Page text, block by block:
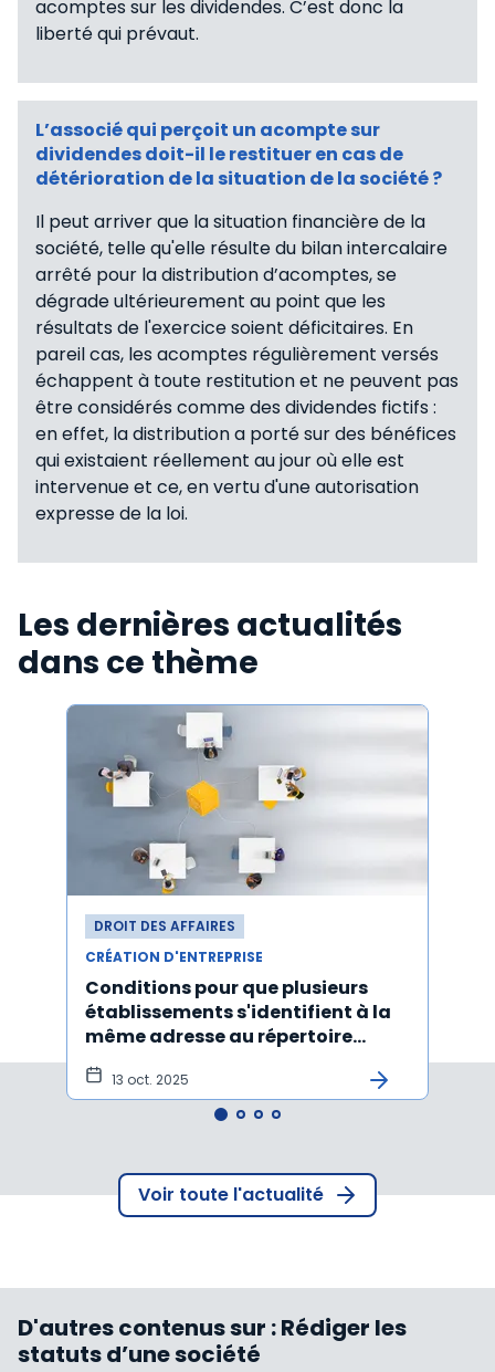
acomptes sur les dividendes. C’est donc la
liberté qui prévaut.
L’associé qui perçoit un acompte sur
dividendes doit-il le restituer en cas de
détérioration de la situation de la société ?
Il peut arriver que la situation financière de la
société, telle qu'elle résulte du bilan intercalaire
arrêté pour la distribution d’acomptes, se
dégrade ultérieurement au point que les
résultats de l'exercice soient déficitaires. En
pareil cas, les acomptes régulièrement versés
échappent à toute restitution et ne peuvent pas
être considérés comme des dividendes fictifs :
en effet, la distribution a porté sur des bénéfices
qui existaient réellement au jour où elle est
intervenue et ce, en vertu d'une autorisation
expresse de la loi.
Les dernières actualités
dans ce thème
DROIT DES AFFAIRES
CRÉATION D'ENTREPRISE
Conditions pour que plusieurs
établissements s'identifient à la
même adresse au répertoire
Sirene
13 oct. 2025
Voir toute l'actualité
D'autres contenus sur :Rédiger les
statuts d’une société